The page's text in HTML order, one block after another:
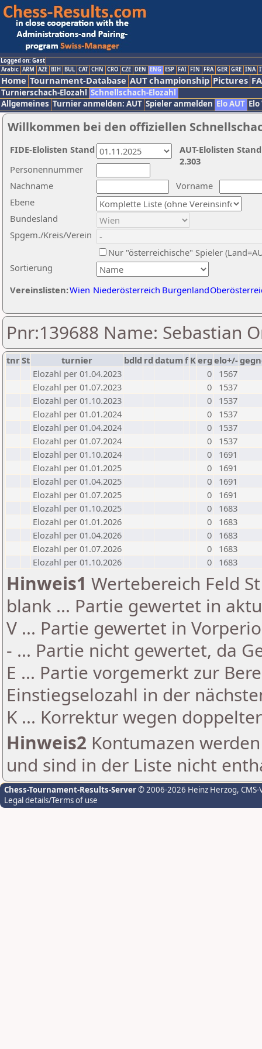
Logged on: Gast
Arabic ARM AZE BIH BUL CAT CHN CRO CZE DEN ENG ESP FAI FIN FRA GER GRE INA
Home Tournament-Database AUT championship Pictures
Turnierschach-Elozahl Schnellschach-Elozahl
Allgemeines Turnier anmelden: AUT Spieler anmelden Elo AUT
Willkommen bei den offiziellen
Nachname
Vorname
Ebene
Sortierung
Personennummer
Bundesland
Spgem./Kreis/Verein
Nur "österreichische" Spieler
Vereinslisten:Wien Niederösterreich Burgenland
AUT-Elolisten
2.303
FIDE-Elolisten Stand
Pnr:139688 Name: Sebastian
tnrSt turnier bdld rd datumf Kerg elo+/-
Elozahl per 01.04.2023
0
1567
Elozahl per 01.07.2023
0
1537
Elozahl per 01.10.2023
0
1537
Elozahl per 01.01.2024
0
1537
Elozahl per 01.04.2024
0
1537
Elozahl per 01.07.2024
0
1537
Elozahl per 01.10.2024
0
1691
Elozahl per 01.01.2025
0
1691
Elozahl per 01.04.2025
0
1691
Elozahl per 01.07.2025
0
1691
Elozahl per 01.10.2025
0
1683
Elozahl per 01.01.2026
0
1683
Elozahl per 01.04.2026
0
1683
Elozahl per 01.07.2026
0
1683
Elozahl per 01.10.2026
0 1683
Hinweis1 Wertebereich Feld
blank ... Partie gewertet in
V ... Partie gewertet in
- ... Partie nicht gewertet, da
E ... Partie vorgemerkt zur
Einstiegselozahl in der
K ... Korrektur wegen
Hinweis2 Kontumazen
und sind in der Liste nicht
Chess-Tournament-Results-Server© 2006-2026 Heinz Herzog,
Legal details/Terms of use